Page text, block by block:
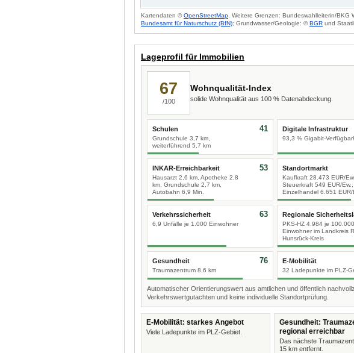
Kartendaten ©OpenStreetMap . Weitere Grenzen: Bundeswahlleiterin/
Bundesamt für Naturschutz (BfN); Grundwasser/Geologie: ©BGR und
Lageprofil für Immobilien
67
/100
Wohnqualität-Index
solide Wohnqualität aus 100 % Datenabdeckung.
Schulen
Grundschule 3,7 km,
weiterführend 5,7 km
41 Digitale Infrastruktur
93,3 % Gigabit-
INKAR-Erreichbarkeit
Hausarzt 2,6 km, Apotheke 2,8
km, Grundschule 2,7 km,
Autobahn 6,9 Min.
53 Standortmarkt
Kaufkraft 28.473 EUR/Ew.,
Steuerkraft 549 EUR/Ew.,
Einzelhandel 6.651 EUR/
Verkehrssicherheit
6,9 Unfälle je 1.000 Einwohner
63 Regionale
PKS-HZ 4.984 je 100.000
Einwohner im Landkreis
Hunsrück-Kreis
Gesundheit
Traumazentrum 8,6 km
76 E-Mobilität
32 Ladepunkte im PLZ-
Automatischer Orientierungswert aus amtlichen und öffentlich
Verkehrswertgutachten und keine individuelle Standortprüfung.
E-Mobilität: starkes Angebot
Viele Ladepunkte im PLZ-Gebiet.
Gesundheit:
regional erreichbar
Das nächste
15 km entfernt.